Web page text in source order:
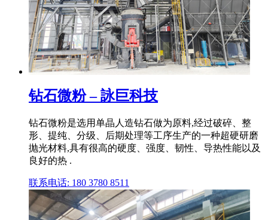
钻石微粉 – 詠巨科技
钻石微粉是选用单晶人造钻石做为原料,经过破碎、整
形、提纯、分级、后期处理等工序生产的一种超硬研磨
抛光材料,具有很高的硬度、强度、韧性、导热性能以及
良好的热 .
联系电话: 180 3780 8511